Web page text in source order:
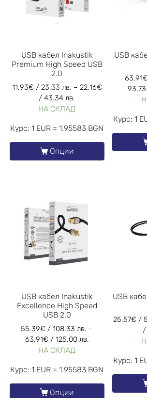
USB кабел Inakustik
Premium High Speed USB
2.0
11.93€ / 23.33 лв. – 22.16€
/ 43.34 лв.
НА СКЛАД
Курс: 1 EUR = 1.95583 BGN
Опции
USB
63.91€
93.73
Курс: 1
USB кабел Inakustik
Excellence High Speed
USB 2.0
55.39€ / 108.33 лв. –
63.91€ / 125.00 лв.
НА СКЛАД
Курс: 1 EUR = 1.95583 BGN
Опции
USB
25.57€ /
/
Курс: 1